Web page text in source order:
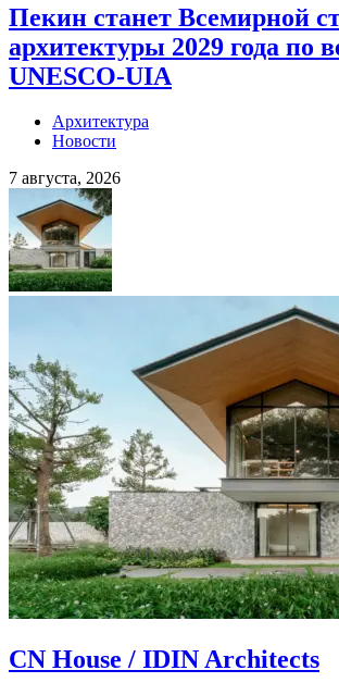
Пекин станет Всемирной
архитектуры 2029 года по
UNESCO-UIA
Архитектура
Новости
7 августа, 2026
CN House / IDIN Architects